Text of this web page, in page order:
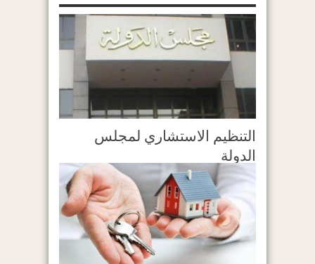
التنظيم الاستشاري لمجلس
الدولة